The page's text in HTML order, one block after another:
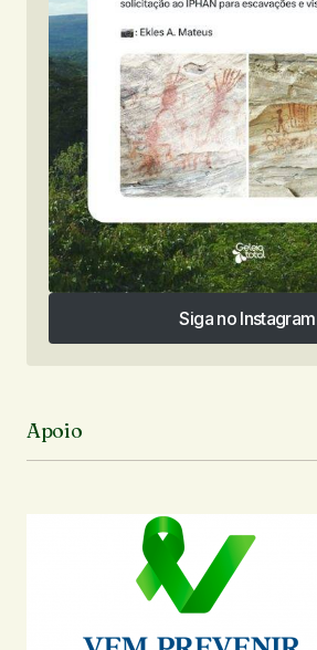
Siga no Instagram
Siga no Instagram
Apoio